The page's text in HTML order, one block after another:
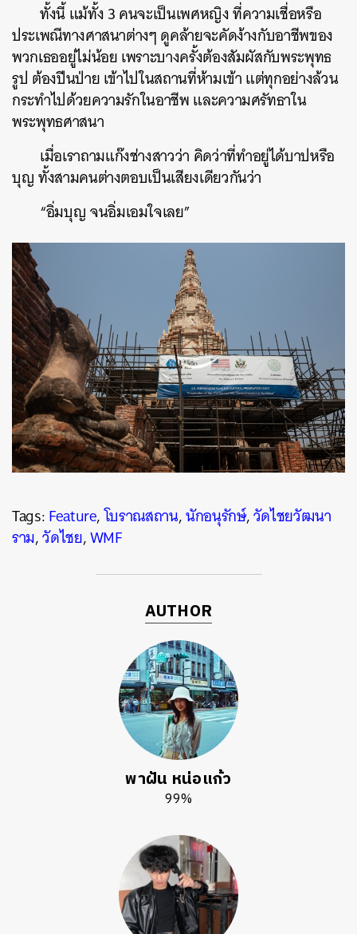
ทั้งนี้ แม้ทั้ง 3 คนจะเป็นเพศหญิง ที่ความเชื่อหรือ
ประเพณีทางศาสนาต่างๆ ดูคล้ายจะคัดง้างกับอาชีพของ
พวกเธออยู่ไม่น้อย เพราะบางครั้งต้องสัมผัสกับพระพุทธ
รูป ต้องปีนป่าย เข้าไปในสถานที่ห้ามเข้า แต่ทุกอย่างล้วน
กระทำไปด้วยความรักในอาชีพ และความศรัทธาใน
พระพุทธศาสนา
เมื่อเราถามแก๊งช่างสาวว่า คิดว่าที่ทำอยู่ได้บาปหรือ
บุญ ทั้งสามคนต่างตอบเป็นเสียงเดียวกันว่า
“อิ่มบุญ จนอิ่มเอมใจเลย”
Tags:Feature,โบราณสถาน,นักอนุรักษ์,วัดไชยวัฒนา
ราม,วัดไชย,WMF
AUTHOR
พาฝัน หน่อแก้ว
99%